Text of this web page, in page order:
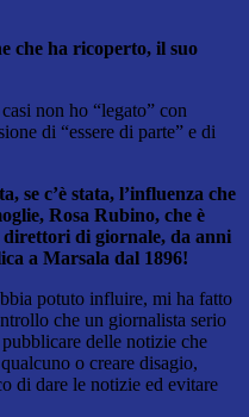
che ha ricoperto, il suo
non ho “legato” con
di “essere di parte” e di
se c’è stata, l’influenza che
Rosa Rubino, che è
direttori di giornale, da anni
a Marsala dal 1896!
potuto influire, mi ha fatto
che un giornalista serio
delle notizie che
o creare disagio,
di dare le notizie ed evitare